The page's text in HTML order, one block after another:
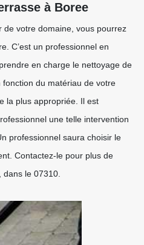
à Boree
de votre domaine, vous pourrez
C’est un professionnel en
en charge le nettoyage de
du matériau de votre
la plus appropriée. Il est
une telle intervention
professionnel saura choisir le
Contactez-le pour plus de
le 07310.